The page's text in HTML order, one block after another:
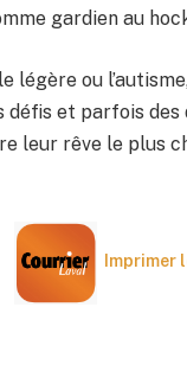
gardien au
ou
défis et parfois
leur rêve le plus
Imprimer